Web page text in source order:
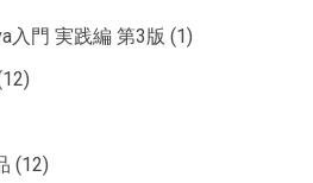
入門 実践編 第3版 (1)
(12)